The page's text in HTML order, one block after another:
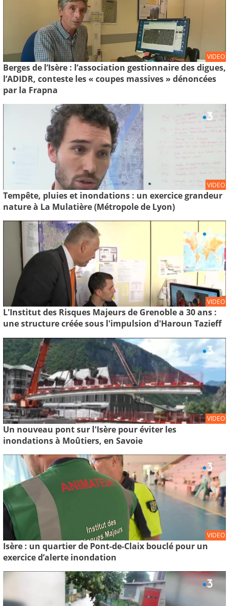
VIDEO
Berges de l’Isère : l’association gestionnaire des digues,
l’ADIDR, conteste les « coupes massives » dénoncées
par la Frapna
VIDEO
Tempête, pluies et inondations : un exercice grandeur
nature à La Mulatière (Métropole de Lyon)
VIDEO
L'Institut des Risques Majeurs de Grenoble a 30 ans :
une structure créée sous l'impulsion d'Haroun Tazieff
VIDEO
Un nouveau pont sur l'Isère pour éviter les
inondations à Moûtiers, en Savoie
VIDEO
Isère : un quartier de Pont-de-Claix bouclé pour un
exercice d’alerte inondation